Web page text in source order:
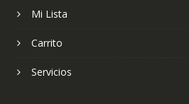
Mi Lista
Carrito
Servicios